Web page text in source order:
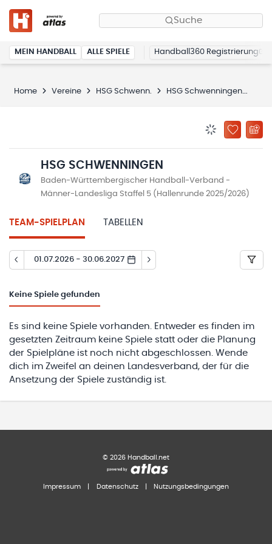
Suche
MEIN HANDBALL ALLE SPIELE Handball360 Registrierung
Home Vereine HSG Schwenn. HSG Schwenningen
ZU
HSG SCHWENNINGEN
Baden-Württembergischer Handball-Verband -
Männer-Landesliga Staffel 5 (Hallenrunde 2025/2026)
TEAM-SPIELPLAN TABELLEN
01.07.2026 - 30.06.2027
Keine Spiele gefunden
Es sind keine Spiele vorhanden. Entweder es finden im
gesetzten Zeitraum keine Spiele statt oder die Planung
der Spielpläne ist noch nicht abgeschlossen. Wende
dich im Zweifel an deinen Landesverband, der für die
Ansetzung der Spiele zuständig ist.
© 2026 Handball.net
Impressum Datenschutz Nutzungsbedingungen